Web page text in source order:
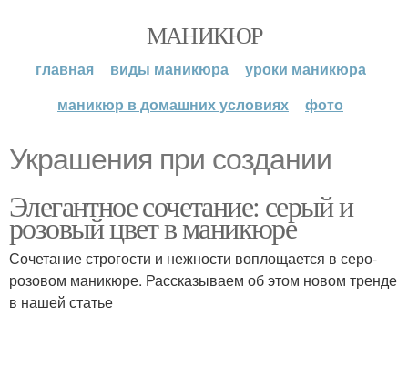
МАНИКЮР
главная виды маникюра
уроки маникюра
маникюр в домашних условиях
фото
Украшения при создании
Элегантное сочетание: серый и
розовый цвет в маникюре
Сочетание строгости и нежности воплощается в серо-
розовом маникюре. Рассказываем об этом новом тренде
в нашей статье